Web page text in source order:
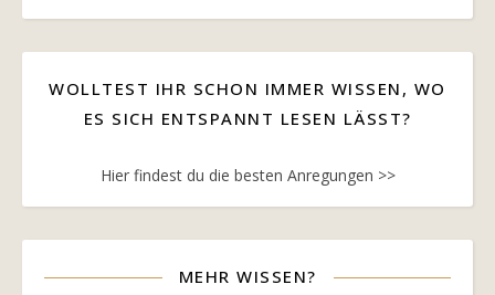
WOLLTEST IHR SCHON IMMER WISSEN, WO
ES SICH ENTSPANNT LESEN LÄSST?
Hier findest du die besten Anregungen >>
MEHR WISSEN?